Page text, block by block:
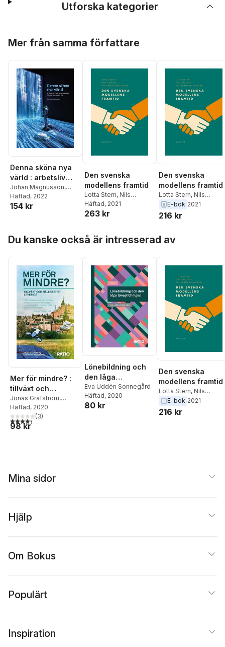
Utforska kategorier
Mer från samma författare
Denna sköna nya
värld : arbetsliv
och arbetsmarknad
i digitaliseringens
tid
Johan Magnusson,
Bertil Rolandsson
Hansen
Sonnegård,Patrik
Larsson,Fredrik
Zeybrandt
Anders
Pettersson
Häftad, 2022
154 kr
Den svenska
modellens framtid
Lotta Stern, Nils
Karlsson,Eva Uddén
Sonnegård
Häftad, 2021
263 kr
Den svenska
modellens framtid
Lotta Stern, Nils
Karlson,Eva Uddén
Sonnegård
E-bok 2021
216 kr
Du kanske också är intresserad av
Mer för mindre? :
tillväxt och
hållbarhet i Sverige
Jonas Grafström,
Christian Sandström
Häftad, 2020
4,3utav 5 stjärnor. Totalt antal röster:
(3)
98 kr
Lönebildning och
den låga
löneglidningen
Eva Uddén Sonnegård
Häftad, 2020
80 kr
Den svenska
modellens framtid
Lotta Stern, Nils
Karlson,Eva Uddén
Sonnegård
E-bok 2021
216 kr
Mina sidor
Hjälp
Om Bokus
Populärt
Inspiration